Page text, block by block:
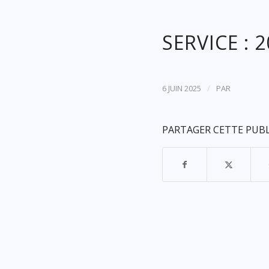
SERVICE :
6 JUIN 2025 / PAR
PARTAGER CETTE